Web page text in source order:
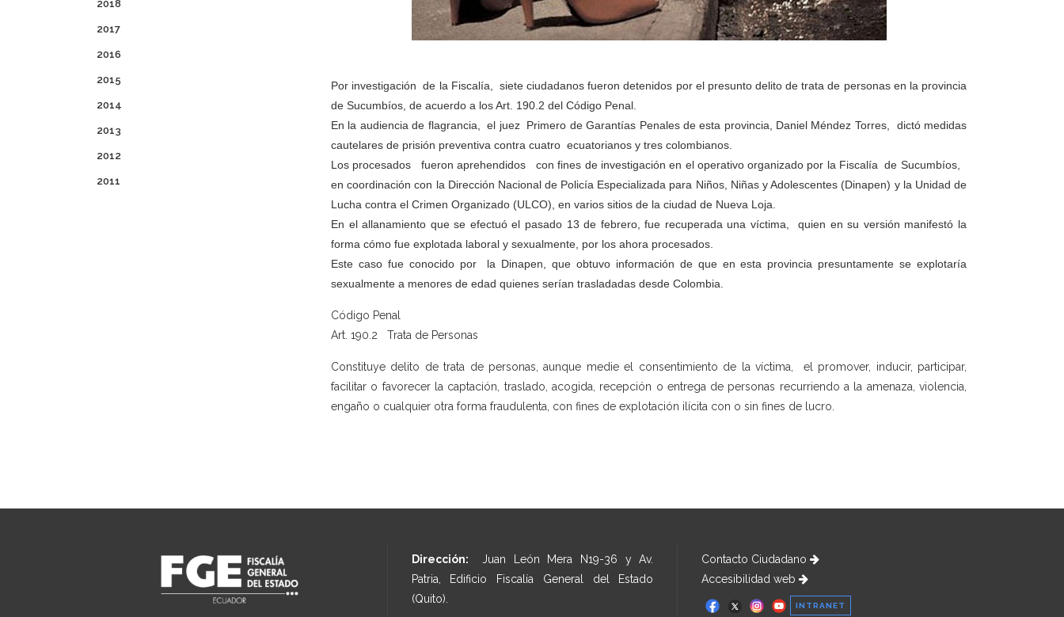
2018
2017
2016
2015
2014
2013
2012
2011
Por investigación de la Fiscalía, siete ciudadanos fueron detenidos por el presunto delito de trata de personas en la provincia
de Sucumbíos, de acuerdo a los Art. 190.2 del Código Penal.
En la audiencia de flagrancia, el juez Primero de Garantías Penales de esta provincia, Daniel Méndez Torres, dictó medidas
cautelares de prisión preventiva contra cuatro ecuatorianos y tres colombianos.
Los procesados fueron aprehendidos con fines de investigación en el operativo organizado por la Fiscalía de Sucumbíos,
en coordinación con la Dirección Nacional de Policía Especializada para Niños, Niñas y Adolescentes (Dinapen) y la Unidad de
Lucha contra el Crimen Organizado (ULCO), en varios sitios de la ciudad de Nueva Loja.
En el allanamiento que se efectuó el pasado 13 de febrero, fue recuperada una víctima, quien en su versión manifestó la
forma cómo fue explotada laboral y sexualmente, por los ahora procesados.
Este caso fue conocido por la Dinapen, que obtuvo información de que en esta provincia presuntamente se explotaría
sexualmente a menores de edad quienes serían trasladadas desde Colombia.
Código Penal
Art. 190.2 Trata de Personas
Constituye delito de trata de personas, aunque medie el consentimiento de la víctima, el promover, inducir, participar,
facilitar o favorecer la captación, traslado, acogida, recepción o entrega de personas recurriendo a la amenaza, violencia,
engaño o cualquier otra forma fraudulenta, con fines de explotación ilícita con o sin fines de lucro.
Dirección: Juan León Mera N19-36 y Av.
Patria, Edificio Fiscalía General del Estado
(Quito).
Contacto Ciudadano
Accesibilidad web
INTRANET